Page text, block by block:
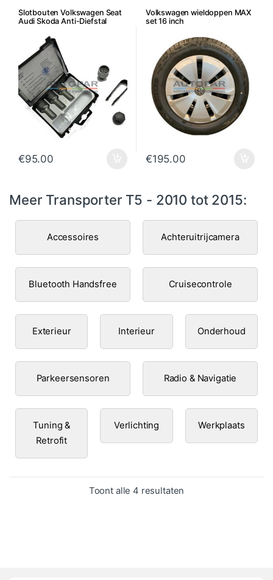
Slotbouten Volkswagen Seat
Audi Skoda Anti-Diefstal
€95.00
Volkswagen wieldoppen MAX
set 16 inch
€195.00
Meer Transporter T5 - 2010 tot 2015:
Accessoires Achteruitrijcamera
Bluetooth Handsfree Cruisecontrole
Exterieur Interieur Onderhoud
Parkeersensoren Radio & Navigatie
Tuning &
Retrofit
Verlichting Werkplaats
Toont alle 4 resultaten